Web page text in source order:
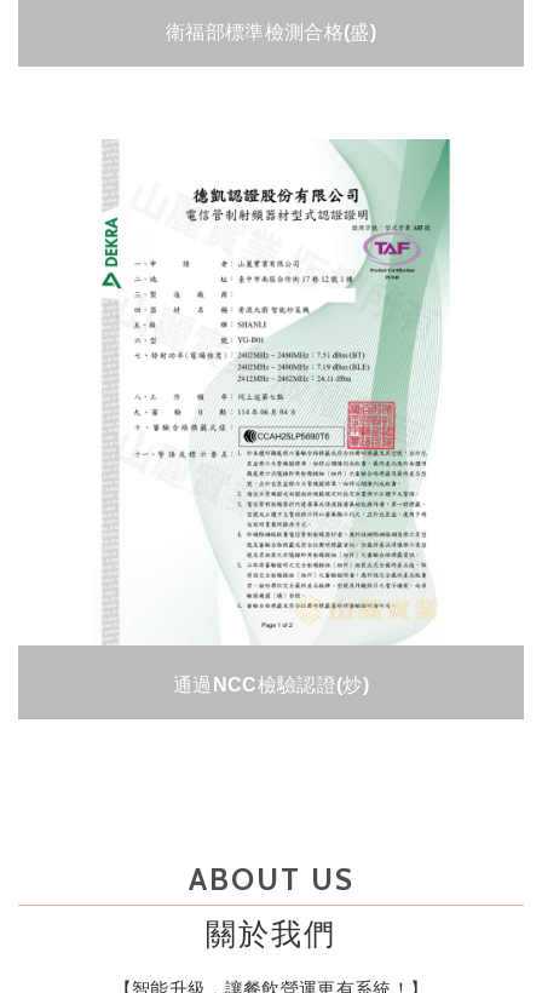
衛福部標準檢測合格(盛)
通過NCC檢驗認證(炒)
ABOUT US
關於我們
【智能升級，讓餐飲營運更有系統！】